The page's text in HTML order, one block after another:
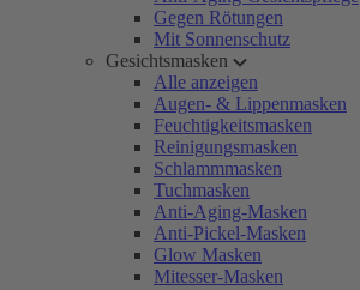
Gegen Rötungen
Mit Sonnenschutz
Gesichtsmasken
Alle anzeigen
Augen- & Lippenmasken
Feuchtigkeitsmasken
Reinigungsmasken
Schlammmasken
Tuchmasken
Anti-Aging-Masken
Anti-Pickel-Masken
Glow Masken
Mitesser-Masken